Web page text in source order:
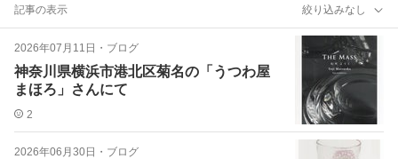
記事の表示 絞り込みなし
2026年07月11日 ・ ブログ
神奈川県横浜市港北区菊名の「うつわ屋
まほろ」さんにて
2
2026年06月30日 ・ ブログ